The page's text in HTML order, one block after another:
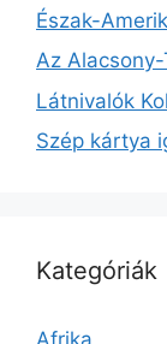
Észak-
Az
Látnivalók
Szép kártya
Kategóriák